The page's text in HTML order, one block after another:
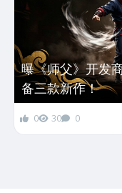
曝《师父》开发
备三款新作！
0 30 0